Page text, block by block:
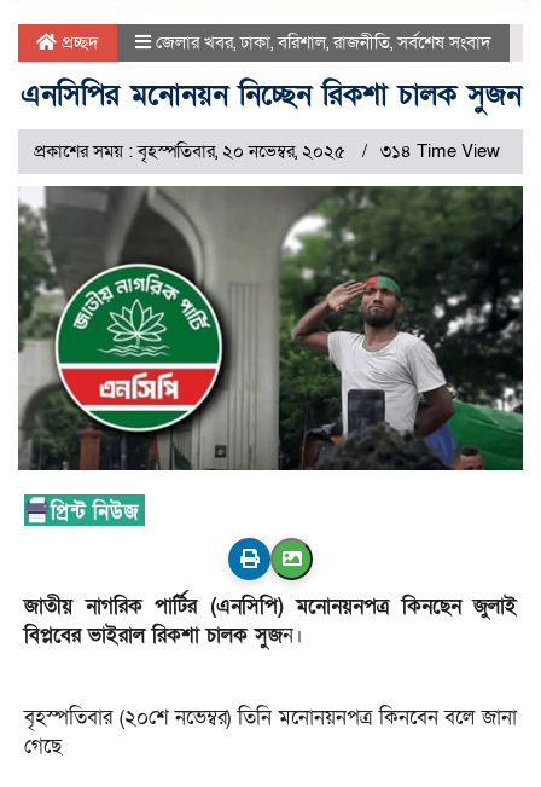
প্রচ্ছদ জেলার খবর,ঢাকা,বরিশাল,রাজনীতি,সর্বশেষ সংবাদ
এনসিপির মনোনয়ন নিচ্ছেন রিকশা চালক সুজন
প্রকাশের সময় : বৃহস্পতিবার, ২০ নভেম্বর, ২০২৫ ৩১৪ Time View
জাতীয় নাগরিক পার্টির (এনসিপি) মনোনয়নপত্র কিনছেন জুলাই
বিপ্লবের ভাইরাল রিকশা চালক সুজন।
বৃহস্পতিবার (২০শে নভেম্বর) তিনি মনোনয়নপত্র কিনবেন বলে জানা
গেছে